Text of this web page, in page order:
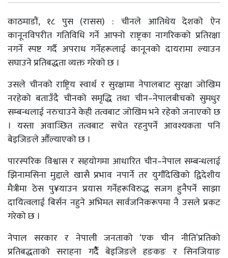
काठमाडौं, १८ पुस (रासस) : चीनले आतिथेय देशको ऐन
कानूनविपरीत गतिविधि गर्ने आफ्नो राष्ट्रका नागरिकको प्रतिरक्षा
नगर्ने स्पष्ट गर्दै अपराध गर्नेहरूलाई कानूनको दायरामा ल्याउन
सघाउने प्रतिबद्धता व्यक्त गरेको छ ।
उसले चीनको राष्ट्रिय स्वार्थ र सुरक्षामा नेपालबाट सुरक्षा जोखिम
नरहेको बताउँदै चीनको समृद्धि तथा चीन–नेपालबीचको सुमधुर
सम्बन्धलाई नरुचाउने केही तत्वबाट जोखिम भने रहेको जनाएको छ
। यस्ता अवाञ्छित तत्वबाट सचेत रहनुपर्ने आवश्यकता पनि
बेइजिङले औँल्याएको छ ।
पारस्परिक विश्वास र सहयोगमा आधारित चीन–नेपाल सम्बन्धलाई
झिनामसिना मुद्दाले खासै प्रभाव नपार्ने तर युगौँदेखिको द्विदेशीय
मैत्रीमा ठेस पु¥याउन प्रयास गर्नेहरूविरुद्ध सजग हुनैपर्ने साझा
दायित्वलाई बिर्सन नहुने अभिमत सार्वजनिकरूपमा नै उसले प्रकट
गरेको छ ।
नेपाल सरकार र नेपाली जनताको ‘एक चीन नीति’प्रतिको
प्रतिबद्धताको सराहना गर्दैै बेइजिङले हङकङ र सिनजियाङ